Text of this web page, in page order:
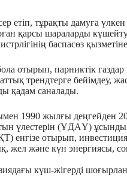
етіп, тұрақты дамуға
қарсы шараларды
баспасөз
отырып, парниктік
трендтерге бейімдеу,
қадам саналады.
1990 жылғы
үлестерін (ҰДАҮ)
енгізе отырып,
жел және күн энергиясы,
күш-жігерді